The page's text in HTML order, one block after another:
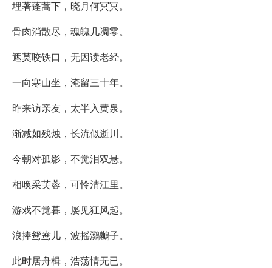
埋著蓬蒿下，晓月何冥冥。
骨肉消散尽，魂魄几凋零。
遮莫咬铁口，无因读老经。
一向寒山坐，淹留三十年。
昨来访亲友，太半入黄泉。
渐减如残烛，长流似逝川。
今朝对孤影，不觉泪双悬。
相唤采芙蓉，可怜清江里。
游戏不觉暮，屡见狂风起。
浪捧鸳鸯儿，波摇鸂鶒子。
此时居舟楫，浩荡情无已。